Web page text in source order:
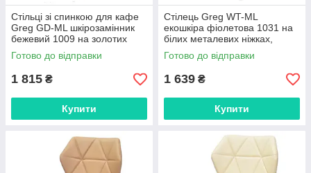
Стільці зі спинкою для кафе
Greg GD-ML шкірозамінник
бежевий 1009 на золотих
ніжках
Готово до відправки
1 815 ₴
Купити
Стілець Greg WT-ML
екошкіра фіолетова 1031 на
білих металевих ніжках,
дизайн Charles&Ray Eames
Готово до відправки
1 639 ₴
Купити